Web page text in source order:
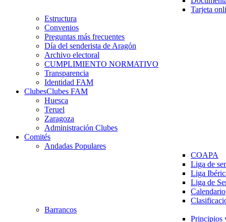
Tarjeta
Estructura
Convenios
Preguntas más frecuentes
Día del senderista de Aragón
Archivo electoral
CUMPLIMIENTO NORMATIVO
Transparencia
Identidad FAM
ClubesClubes FAM
Huesca
Teruel
Zaragoza
Administración Clubes
Comités
Andadas Populares
COAPA
Liga de
Liga
Liga de
Calendario
Barrancos
Principios